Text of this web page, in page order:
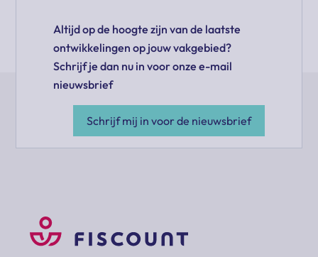
Altijd op de hoogte zijn van de laatste
ontwikkelingen op jouw vakgebied?
Schrijf je dan nu in voor onze e-mail
nieuwsbrief
Schrijf mij in voor de nieuwsbrief